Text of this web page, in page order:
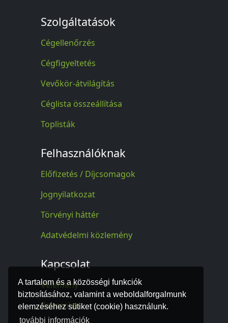
A tartalom és a közösségi funkciók
biztosításához, valamint a weboldalforgalmunk
elemzéséhez sütiket (cookie) használunk.
további információk
Szolgáltatások
Cégellenőrzés
Cégfigyeltetés
Vevőkör-átvilágítás
Céglista összeállítása
Toplisták
Felhasználóknak
Előfizetés / Díjcsomagok
Jognyilatkozat
Törvényi háttér
Adatvédelmi közlemény
Kapcsolat
Vélemény
Kapcsolat